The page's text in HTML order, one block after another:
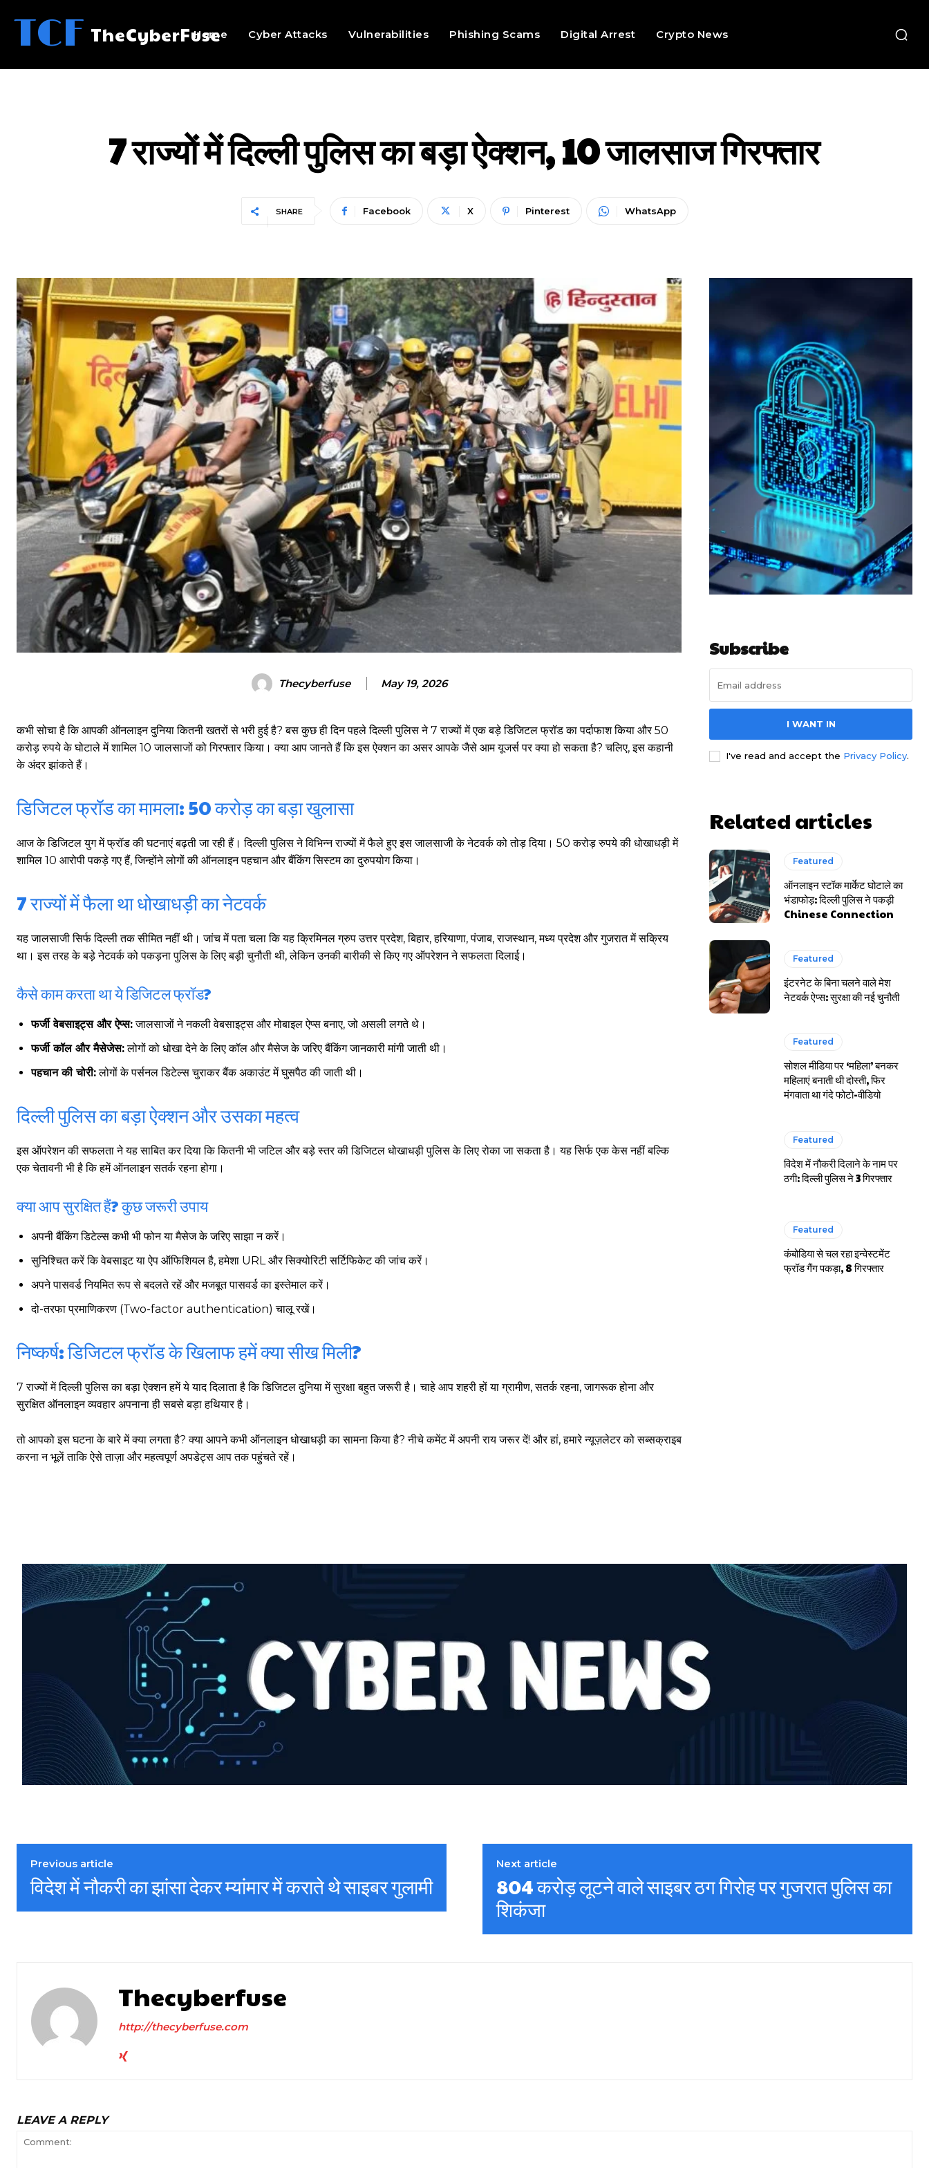
गुरुग्राम।
इन लोगों ने लालच में आकर बैंक खाते खोलकर साइबर ठगों को उपलब्ध कराए
हर खाते के बदले मिलते थे 20 से 25 हजार
HIGHLIGHT
हर खाते के बदले मिलते थे 20 से 25 हजार
TCF TheCyberFuse
Home Cyber Attacks Vulnerabilities Phishing Scams Digital Arrest Crypto News
7 राज्यों में दिल्ली पुलिस का बड़ा ऐक्शन, 10 जालसाज गिरफ्तार
SHARE Facebook X Pinterest WhatsApp
Thecyberfuse May 19, 2026
कभी सोचा है कि आपकी ऑनलाइन दुनिया कितनी खतरों से भरी हुई है? बस कुछ ही दिन पहले दिल्ली पुलिस ने 7 राज्यों में एक बड़े डिजिटल फ्रॉड का पर्दाफाश किया और 50
करोड़ रुपये के घोटाले में शामिल 10 जालसाजों को गिरफ्तार किया। क्या आप जानते हैं कि इस ऐक्शन का असर आपके जैसे आम यूजर्स पर क्या हो सकता है? चलिए, इस कहानी
के अंदर झांकते हैं।
डिजिटल फ्रॉड का मामला: 50 करोड़ का बड़ा खुलासा
आज के डिजिटल युग में फ्रॉड की घटनाएं बढ़ती जा रही हैं। दिल्ली पुलिस ने विभिन्न राज्यों में फैले हुए इस जालसाजी के नेटवर्क को तोड़ दिया। 50 करोड़ रुपये की धोखाधड़ी में
शामिल 10 आरोपी पकड़े गए हैं, जिन्होंने लोगों की ऑनलाइन पहचान और बैंकिंग सिस्टम का दुरुपयोग किया।
7 राज्यों में फैला था धोखाधड़ी का नेटवर्क
यह जालसाजी सिर्फ दिल्ली तक सीमित नहीं थी। जांच में पता चला कि यह क्रिमिनल ग्रुप उत्तर प्रदेश, बिहार, हरियाणा, पंजाब, राजस्थान, मध्य प्रदेश और गुजरात में सक्रिय
था। इस तरह के बड़े नेटवर्क को पकड़ना पुलिस के लिए बड़ी चुनौती थी, लेकिन उनकी बारीकी से किए गए ऑपरेशन ने सफलता दिलाई।
कैसे काम करता था ये डिजिटल फ्रॉड?
फर्जी वेबसाइट्स और ऐप्स:जालसाजों ने नकली वेबसाइट्स और मोबाइल ऐप्स बनाए, जो असली लगते थे।
फर्जी कॉल और मैसेजेस:लोगों को धोखा देने के लिए कॉल और मैसेज के जरिए बैंकिंग जानकारी मांगी जाती थी।
पहचान की चोरी:लोगों के पर्सनल डिटेल्स चुराकर बैंक अकाउंट में घुसपैठ की जाती थी।
दिल्ली पुलिस का बड़ा ऐक्शन और उसका महत्व
इस ऑपरेशन की सफलता ने यह साबित कर दिया कि कितनी भी जटिल और बड़े स्तर की डिजिटल धोखाधड़ी पुलिस के लिए रोका जा सकता है। यह सिर्फ एक केस नहीं बल्कि
एक चेतावनी भी है कि हमें ऑनलाइन सतर्क रहना होगा।
क्या आप सुरक्षित हैं? कुछ जरूरी उपाय
अपनी बैंकिंग डिटेल्स कभी भी फोन या मैसेज के जरिए साझा न करें।
सुनिश्चित करें कि वेबसाइट या ऐप ऑफिशियल है, हमेशा URL और सिक्योरिटी सर्टिफिकेट की जांच करें।
अपने पासवर्ड नियमित रूप से बदलते रहें और मजबूत पासवर्ड का इस्तेमाल करें।
दो-तरफा प्रमाणिकरण (Two-factor authentication) चालू रखें।
निष्कर्ष: डिजिटल फ्रॉड के खिलाफ हमें क्या सीख मिली?
7 राज्यों में दिल्ली पुलिस का बड़ा ऐक्शन हमें ये याद दिलाता है कि डिजिटल दुनिया में सुरक्षा बहुत जरूरी है। चाहे आप शहरी हों या ग्रामीण, सतर्क रहना, जागरूक होना और
सुरक्षित ऑनलाइन व्यवहार अपनाना ही सबसे बड़ा हथियार है।
तो आपको इस घटना के बारे में क्या लगता है? क्या आपने कभी ऑनलाइन धोखाधड़ी का सामना किया है? नीचे कमेंट में अपनी राय जरूर दें! और हां, हमारे न्यूज़लेटर को सब्सक्राइब
करना न भूलें ताकि ऐसे ताज़ा और महत्वपूर्ण अपडेट्स आप तक पहुंचते रहें।
Subscribe
I WANT IN
I've read and accept the Privacy Policy.
Related articles
Featured
ऑनलाइन स्टॉक मार्केट घोटाले का
भंडाफोड़: दिल्ली पुलिस ने पकड़ी
Chinese Connection
Featured
इंटरनेट के बिना चलने वाले मेश
नेटवर्क ऐप्स: सुरक्षा की नई चुनौती
Featured
सोशल मीडिया पर ‘महिला’ बनकर
महिलाएं बनाती थी दोस्ती, फिर
मंगवाता था गंदे फोटो-वीडियो
Featured
विदेश में नौकरी दिलाने के नाम पर
ठगी: दिल्ली पुलिस ने 3 गिरफ्तार
Featured
कंबोडिया से चल रहा इन्वेस्टमेंट
फ्रॉड गैंग पकड़ा, 8 गिरफ्तार
Previous article
विदेश में नौकरी का झांसा देकर म्यांमार में कराते थे साइबर गुलामी
Next article
804 करोड़ लूटने वाले साइबर ठग गिरोह पर गुजरात पुलिस का
शिकंजा
Thecyberfuse
http://thecyberfuse.com
LEAVE A REPLY